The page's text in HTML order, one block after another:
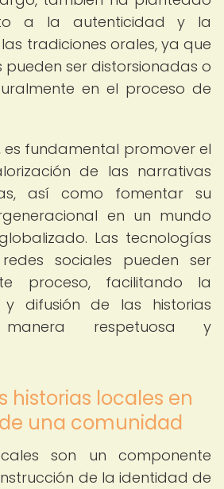
a la autenticidad y la
tradiciones orales, ya que
pueden ser distorsionadas o
en el proceso de
es fundamental promover el
de las narrativas
así como fomentar su
en un mundo
Las tecnologías
sociales pueden ser
proceso, facilitando la
y difusión de las historias
respetuosa y
historias locales en
una comunidad
son un componente
de la identidad de